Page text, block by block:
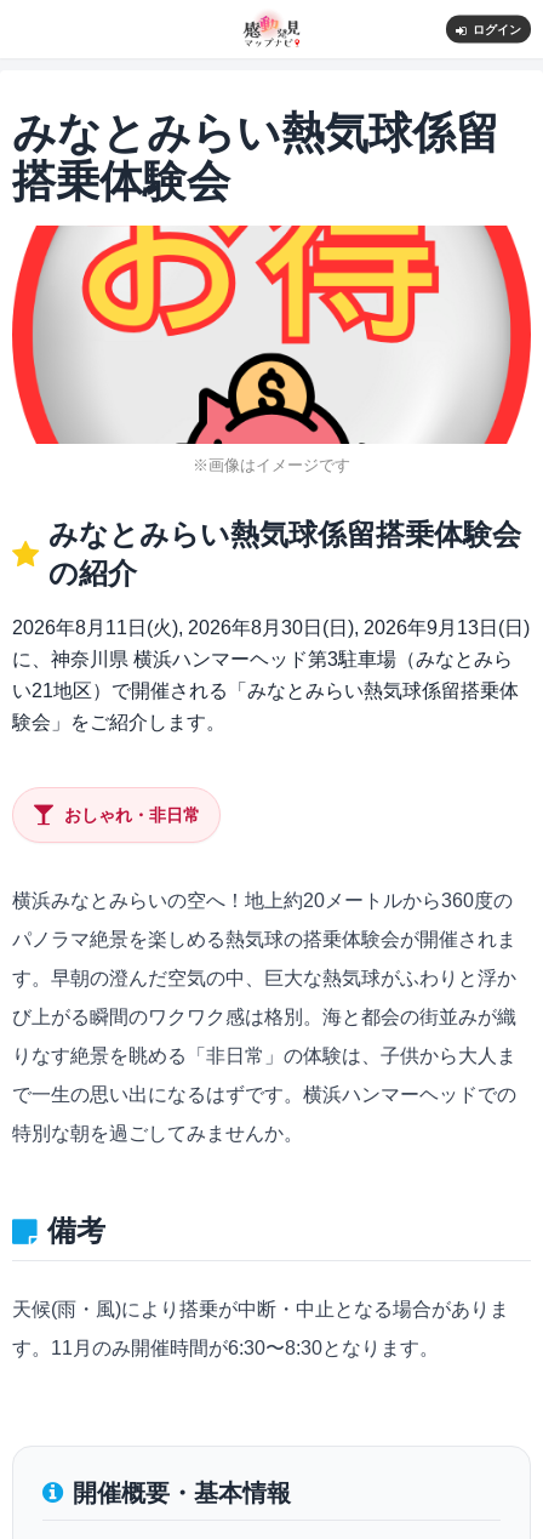
ログイン
みなとみらい熱気球係留
搭乗体験会
※画像はイメージです
みなとみらい熱気球係留搭乗体験会
の紹介
2026年8月11日(火), 2026年8月30日(日), 2026年9月13日(日)
に、神奈川県 横浜ハンマーヘッド第3駐車場（みなとみら
い21地区）で開催される「みなとみらい熱気球係留搭乗体
験会」をご紹介します。
おしゃれ・非日常
横浜みなとみらいの空へ！地上約20メートルから360度の
パノラマ絶景を楽しめる熱気球の搭乗体験会が開催されま
す。早朝の澄んだ空気の中、巨大な熱気球がふわりと浮か
び上がる瞬間のワクワク感は格別。海と都会の街並みが織
りなす絶景を眺める「非日常」の体験は、子供から大人ま
で一生の思い出になるはずです。横浜ハンマーヘッドでの
特別な朝を過ごしてみませんか。
備考
天候(雨・風)により搭乗が中断・中止となる場合がありま
す。11月のみ開催時間が6:30〜8:30となります。
開催概要・基本情報